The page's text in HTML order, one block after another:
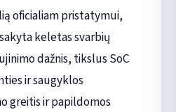
oficialiam pristatymui,
keletas svarbių
dažnis, tikslus SoC
ir saugyklos
greitis ir papildomos